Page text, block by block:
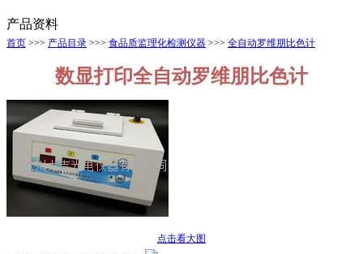
产品资料
首页 >>> 产品目录 >>> 食品质监理化检测仪器 >>> 全自动罗维朋比色计
数显打印全自动罗维朋比色计
点击看大图